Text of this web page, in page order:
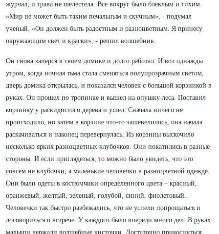
журчал, и трава не шелестела. Все вокруг было блеклым и тихим.
«Мир не может быть таким печальным и скучным», - подумал
ученый. «Он должен быть радостным и разноцветным. Я принесу
окружающим свет и краски», - решил волшебник.
Он снова заперся в своем домике и долго работал. И вот однажды
утром, когда ночная тьма стала сменяться полупрозрачным светом,
дверь домика открылась, и показался человек с большой корзинкой в
руках. Он прошел по тропинке и вышел на опушку леса. Поставил
корзинку у раскидистого дерева и ушел. Сначала ничего не
происходило, но затем в корзине что-то зашевелилось, она начала
раскачиваться и наконец перевернулась. Из корзины выскочило
несколько ярких разноцветных клубочков. Они покатились в разные
стороны. И если приглядеться, то можно было увидеть, что это
совсем не клубочки, а маленькие человечки в разноцветной одежде.
Они были одеты в костюмчики определенного цвета – красный,
оранжевый, желтый, зеленый, голубой, синий, фиолетовый.
Человечки так быстро разбежались, что не успели попрощаться и
договориться о встрече. У каждого было впереди много дел. В руках
малыши держали волшебные кисточки. Достаточно прикоснуться